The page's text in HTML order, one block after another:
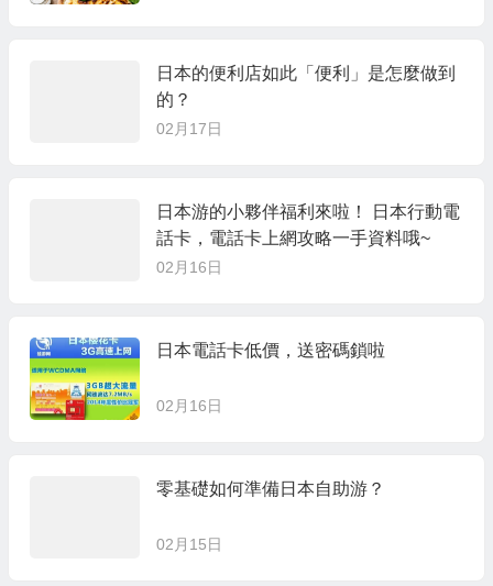
日本的便利店如此「便利」是怎麼做到
的？
02月17日
日本游的小夥伴福利來啦！ 日本行動電
話卡，電話卡上網攻略一手資料哦~
02月16日
日本電話卡低價，送密碼鎖啦
02月16日
零基礎如何準備日本自助游？
02月15日